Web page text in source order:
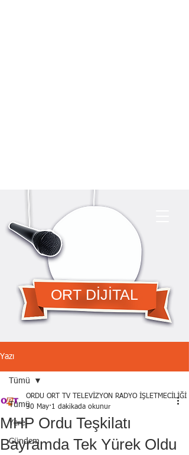
ORT DİJİTAL
Yazı
Tümü
Yerel
Gündem
Tümü
MHP Ordu Teşkilatı
Bayramda Tek Yürek Oldu
ORDU ORT TV TELEVİZYON RADYO İŞLETMECİLİĞİ
30 May 1 dakikada okunur